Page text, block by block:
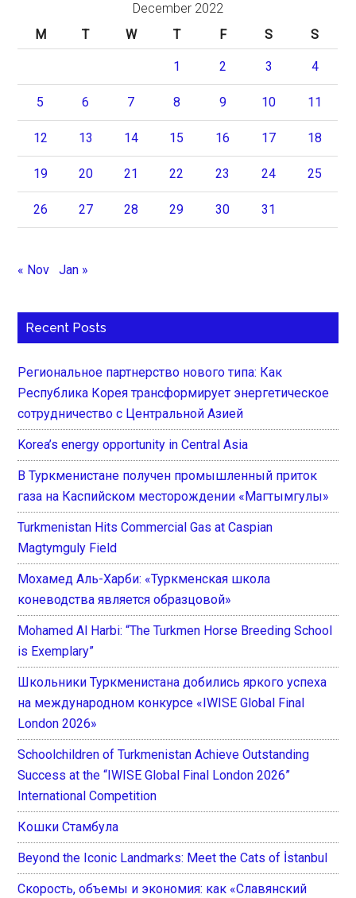
December 2022
M
T W T F S S
1 2 3 4
5 6 7 8 9 10 11
12 13 14 15 16 17 18
19 20 21 22 23 24 25
26 27 28 29 30 31
« Nov Jan »
Recent Posts
Региональное партнерство нового типа: Как
Республика Корея трансформирует энергетическое
сотрудничество с Центральной Азией
Korea’s energy opportunity in Central Asia
В Туркменистане получен промышленный приток
газа на Каспийском месторождении «Магтымгулы»
Turkmenistan Hits Commercial Gas at Caspian
Magtymguly Field
Мохамед Аль-Харби: «Туркменская школа
коневодства является образцовой»
Mohamed Al Harbi: “The Turkmen Horse Breeding School
is Exemplary”
Школьники Туркменистана добились яркого успеха
на международном конкурсе «IWISE Global Final
London 2026»
Schoolchildren of Turkmenistan Achieve Outstanding
Success at the “IWISE Global Final London 2026”
International Competition
Кошки Стамбула
Beyond the Iconic Landmarks: Meet the Cats of İstanbul
Скорость, объемы и экономия: как «Славянский